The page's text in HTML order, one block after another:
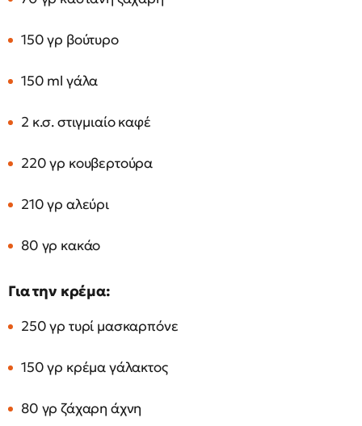
150 γρ βούτυρο
150 ml γάλα
2 κ.σ. στιγμιαίο καφέ
220 γρ κουβερτούρα
210 γρ αλεύρι
80 γρ κακάο
Για την κρέμα:
250 γρ τυρί μασκαρπόνε
150 γρ κρέμα γάλακτος
80 γρ ζάχαρη άχνη